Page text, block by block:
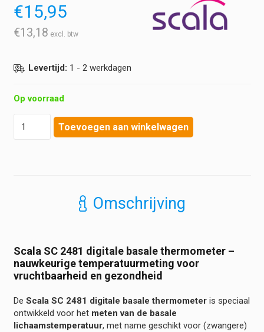
€15,95
€13,18
Levertijd: 1 - 2 werkdagen
Op voorraad
Toevoegen aan winkelwagen
Omschrijving
Scala SC 2481 digitale basale thermometer –
nauwkeurige temperatuurmeting voor
vruchtbaarheid en gezondheid
De Scala SC 2481 digitale basale thermometeris speciaal
ontwikkeld voor het meten van de basale
lichaamstemperatuur, met name geschikt voor (zwangere)